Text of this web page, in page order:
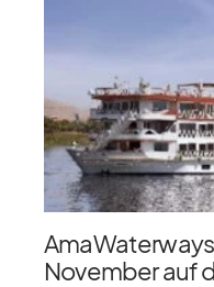
November auf